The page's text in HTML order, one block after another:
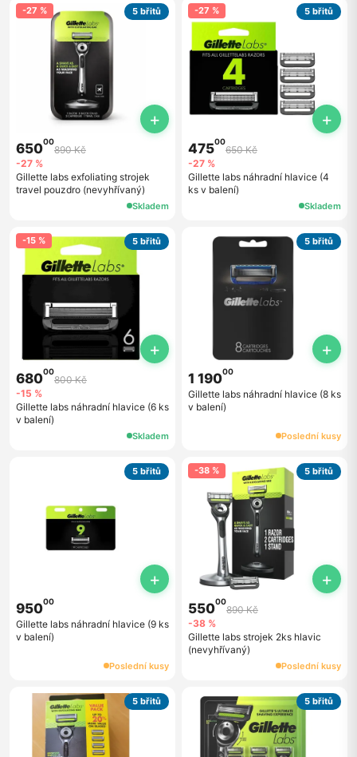
-27 % 5 břitů
+
65000
890 Kč
-27 %
Gillette labs exfoliating strojek
travel pouzdro (nevyhřívaný)
Skladem
-27 % 5 břitů
+
47500
650 Kč
-27 %
Gillette labs náhradní hlavice (4
ks v balení)
Skladem
-15 % 5 břitů
+
68000
800 Kč
-15 %
Gillette labs náhradní hlavice (6 ks
v balení)
Skladem
5 břitů
+
1 19000
Gillette labs náhradní hlavice (8 ks
v balení)
Poslední kusy
5 břitů
+
95000
Gillette labs náhradní hlavice (9 ks
v balení)
Poslední kusy
-38 % 5 břitů
+
55000
890 Kč
-38 %
Gillette labs strojek 2ks hlavic
(nevyhřívaný)
Poslední kusy
5 břitů 5 břitů